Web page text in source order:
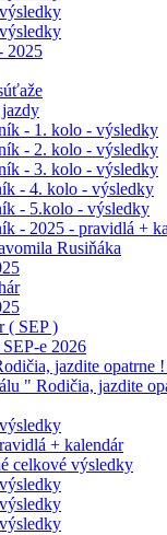
2025
- 1. kolo - výsledky
- 2. kolo - výsledky
- 3. kolo - výsledky
- 4. kolo - výsledky
- 5.kolo - výsledky
- 2025 - pravidlá +
Rusiňáka
( SEP )
e 2026
jazdite opatrne
" Rodičia, jazdite
+ kalendár
celkové výsledky